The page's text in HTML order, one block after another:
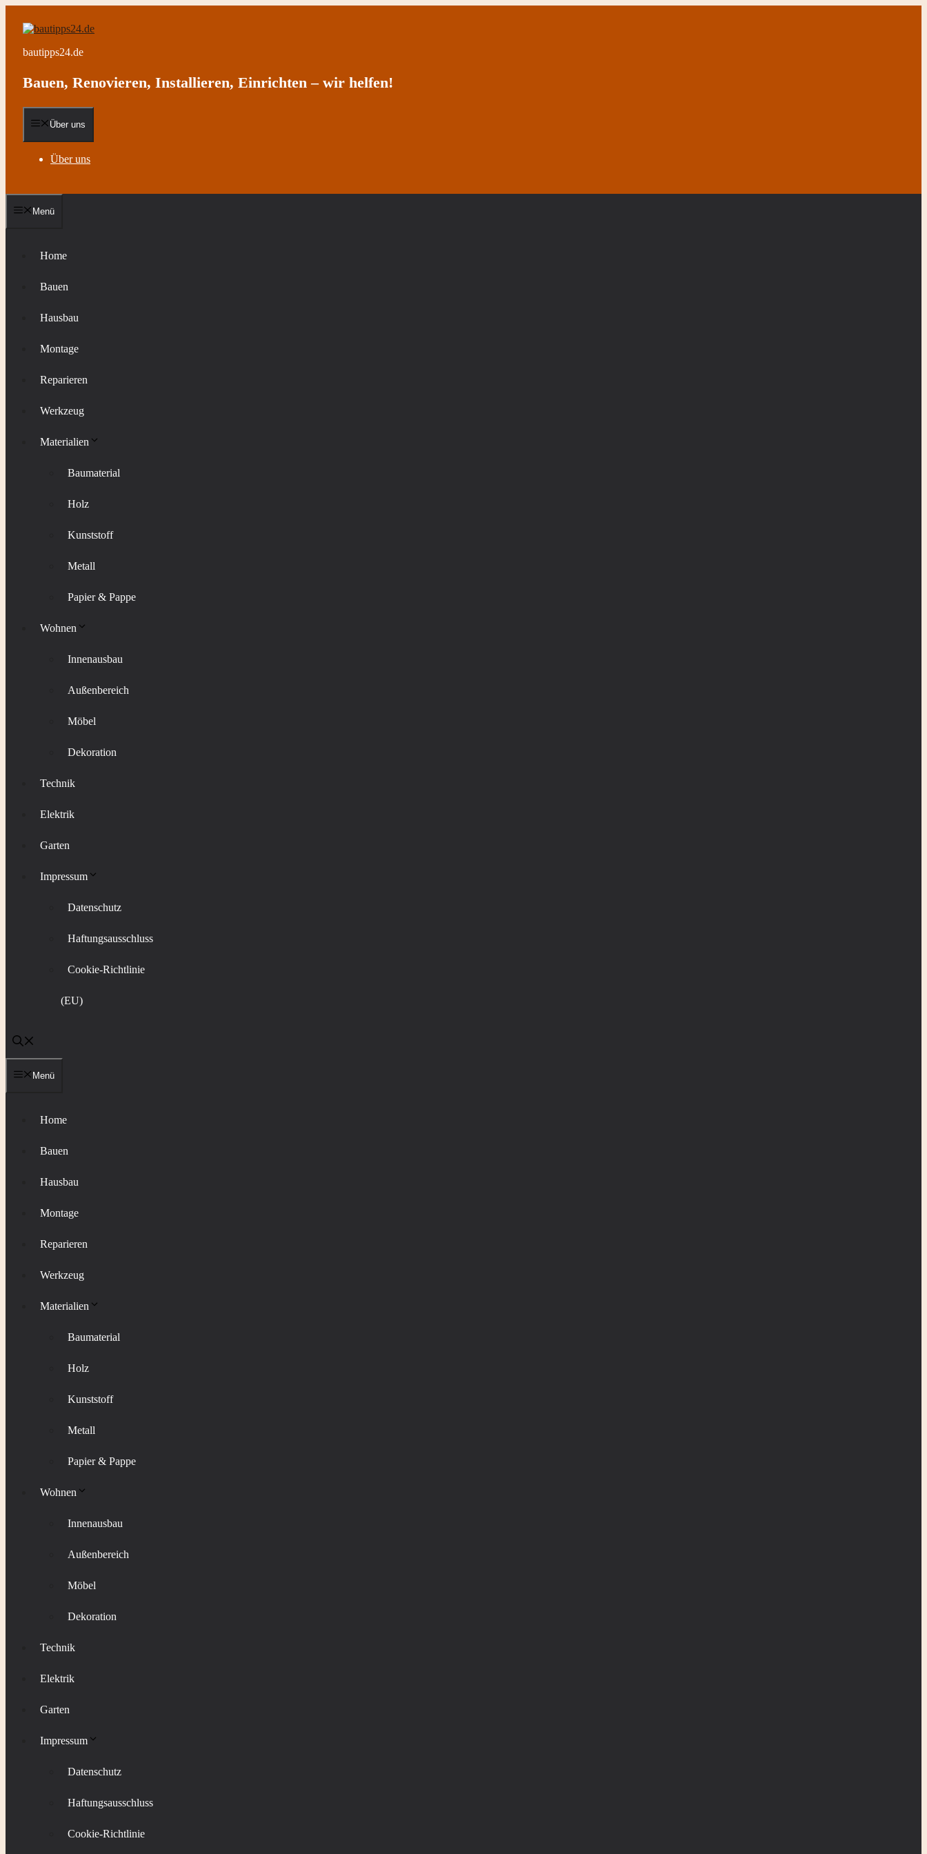
Inhalt
springen
bautipps24.de
Bauen, Renovieren, Installieren, Einrichten – wir helfen!
Über uns
Über uns
Menü
Home
Bauen
Hausbau
Montage
Reparieren
Werkzeug
Materialien
Baumaterial
Holz
Kunststoff
Metall
Papier & Pappe
Wohnen
Innenausbau
Außenbereich
Möbel
Dekoration
Technik
Elektrik
Garten
Impressum
Datenschutz
Haftungsausschluss
Cookie-Richtlinie
(EU)
Menü
Home
Bauen
Hausbau
Montage
Reparieren
Werkzeug
Materialien
Baumaterial
Holz
Kunststoff
Metall
Papier & Pappe
Wohnen
Innenausbau
Außenbereich
Möbel
Dekoration
Technik
Elektrik
Garten
Impressum
Datenschutz
Haftungsausschluss
Cookie-Richtlinie